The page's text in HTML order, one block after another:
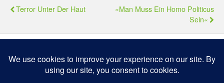
Terror Unter Der Haut
»Man Muss Ein Homo Politicus
Sein«
Zum Seitenanfang